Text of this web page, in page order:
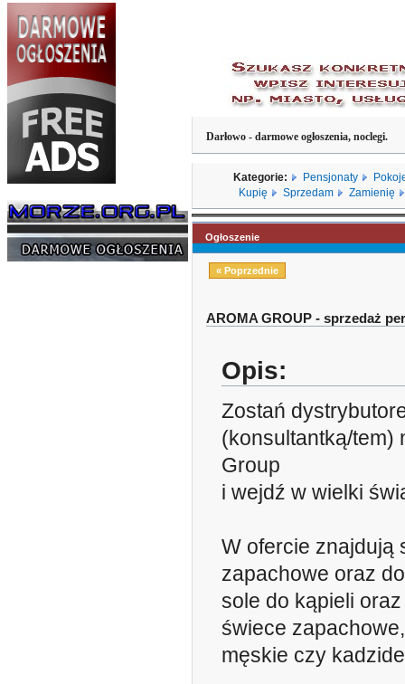
Darłowo - darmowe ogłoszenia, noclegi.
Kategorie: Pensjonaty
Kupię
Sprzedam Zamienię
Ogłoszenie
« Poprzednie
AROMA GROUP - sprzedaż
Opis:
Zostań
(konsultantką/tem)
Group
i wejdź w wielki
W ofercie znajdują
zapachowe oraz
sole do kąpieli
świece
męskie czy